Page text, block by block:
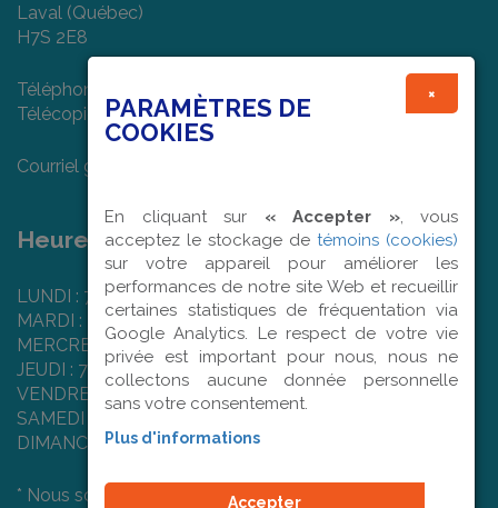
Laval (Québec)
H7S 2E8
Téléphone : (450) 682-7474
Télécopieur : (450) 978-1022
Courriel général :
Heures d'ouverture :
LUNDI : 7 h 50 à 16 h 00
MARDI : 7 h 50 à 16 h 00
MERCREDI : 7 h 50 à 16 h 00
JEUDI : 7 h 50 à 16 h 00
VENDREDI : 7 h 50 à 12 h 00
SAMEDI : Fermé
DIMANCHE : Fermé
* Nous sommes fermés les jours fériés.
×
PARAMÈTRES DE
COOKIES
En cliquant sur « Accepter », vous
acceptez le stockage de témoins (cookies)
sur votre appareil pour améliorer les
performances de notre site Web et recueillir
certaines statistiques de fréquentation via
Google Analytics. Le respect de votre vie
privée est important pour nous, nous ne
collectons aucune donnée personnelle
sans votre consentement.
Plus d'informations
Accepter